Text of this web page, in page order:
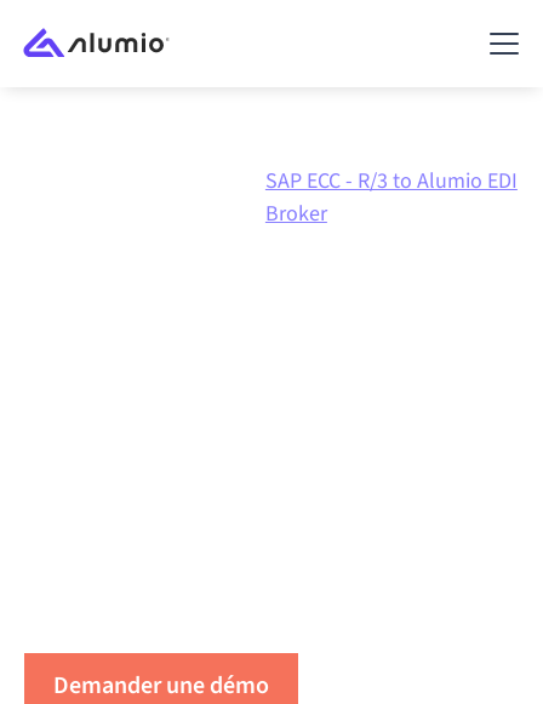
SAP ECC - R/3 to Alumio EDI
Broker
Demander une démo